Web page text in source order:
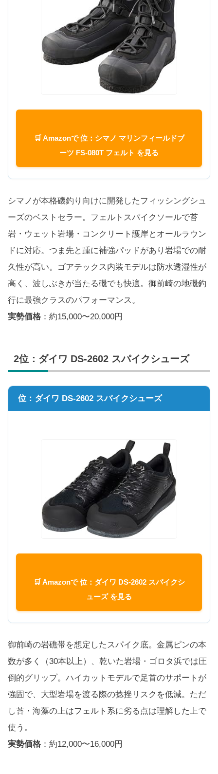
🛒 Amazonで 位：シマノ マリンフィールドブ
ーツ FS-080T フェルト を見る
シマノが本格磯釣り向けに開発したフィッシングシュ
ーズのベストセラー。フェルトスパイクソールで苔
岩・ウェット岩場・コンクリート護岸とオールラウン
ドに対応。つま先と踵に補強パッドがあり岩場での耐
久性が高い。ゴアテックス内装モデルは防水透湿性が
高く、波しぶきが当たる磯でも快適。御前崎の地磯釣
行に最強クラスのパフォーマンス。
実勢価格 ：約15,000〜20,000円
2位：ダイワ DS-2602 スパイクシューズ
位：ダイワ DS-2602 スパイクシューズ
🛒 Amazonで 位：ダイワ DS-2602 スパイクシ
ューズ を見る
御前崎の岩礁帯を想定したスパイク底。金属ピンの本
数が多く（30本以上）、乾いた岩場・ゴロタ浜では圧
倒的グリップ。ハイカットモデルで足首のサポートが
強固で、大型岩場を渡る際の捻挫リスクを低減。ただ
し苔・海藻の上はフェルト系に劣る点は理解した上で
使う。
実勢価格 ：約12,000〜16,000円